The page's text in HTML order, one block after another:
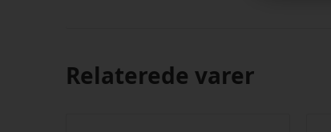
Relaterede varer